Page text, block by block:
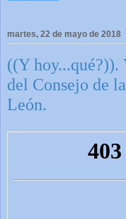
martes, 22 de mayo de 2018
((Y hoy...qué?)).
del Consejo de
León.